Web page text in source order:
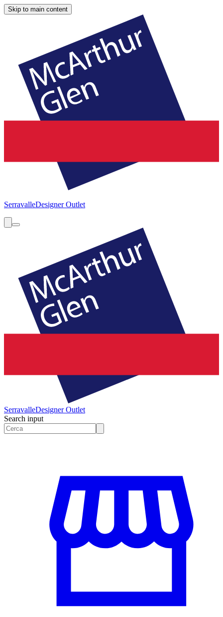
Skip to main content
SerravalleDesigner Outlet
SerravalleDesigner Outlet
Search input